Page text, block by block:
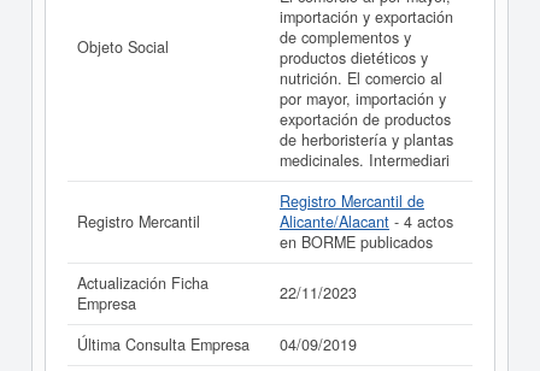
Objeto Social
importación y exportación
de complementos y
productos dietéticos y
nutrición. El comercio al
por mayor, importación y
exportación de productos
de herboristería y plantas
medicinales. Intermediari
Registro Mercantil
Registro Mercantil de
Alicante/Alacant - 4 actos
en BORME publicados
Actualización Ficha
Empresa
22/11/2023
Última Consulta Empresa
04/09/2019